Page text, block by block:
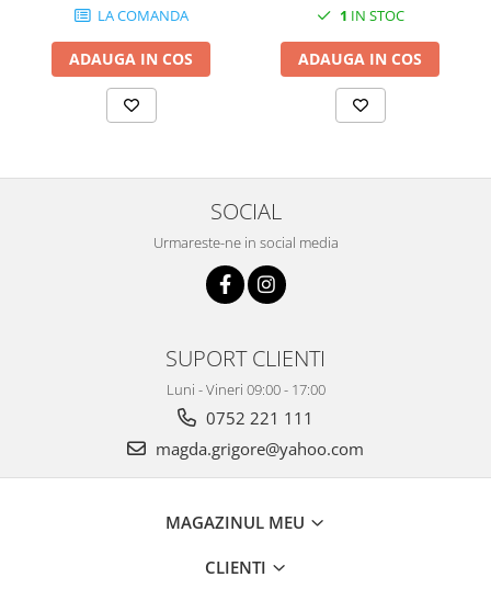
LA COMANDA
ADAUGA IN COS
1 IN STOC
ADAUGA IN COS
SOCIAL
Urmareste-ne in social media
SUPORT CLIENTI
Luni - Vineri 09:00 - 17:00
0752 221 111
magda.grigore@yahoo.com
MAGAZINUL MEU
CLIENTI